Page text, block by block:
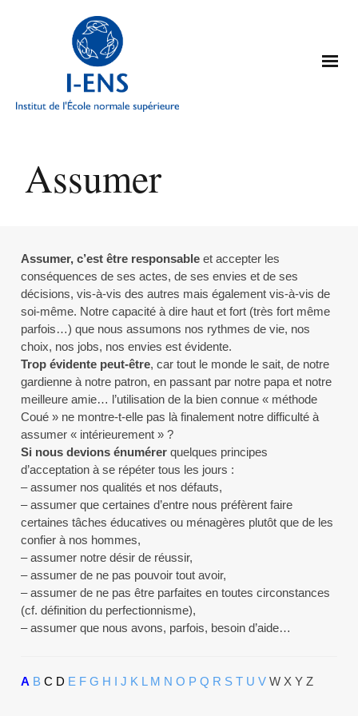
Assumer
Assumer, c’est être responsable et accepter les
conséquences de ses actes, de ses envies et de ses
décisions, vis-à-vis des autres mais également vis-à-vis de
soi-même. Notre capacité à dire haut et fort (très fort même
parfois…) que nous assumons nos rythmes de vie, nos
choix, nos jobs, nos envies est évidente.
Trop évidente peut-être, car tout le monde le sait, de notre
gardienne à notre patron, en passant par notre papa et notre
meilleure amie… l’utilisation de la bien connue « méthode
Coué » ne montre-t-elle pas là finalement notre difficulté à
assumer « intérieurement » ?
Si nous devions énumérer quelques principes
d’acceptation à se répéter tous les jours :
– assumer nos qualités et nos défauts,
– assumer que certaines d’entre nous préfèrent faire
certaines tâches éducatives ou ménagères plutôt que de les
confier à nos hommes,
– assumer notre désir de réussir,
– assumer de ne pas pouvoir tout avoir,
– assumer de ne pas être parfaites en toutes circonstances
(cf. définition du perfectionnisme),
– assumer que nous avons, parfois, besoin d’aide…
A B C D E F G H I J K L M N O P Q R S T U V W X Y Z